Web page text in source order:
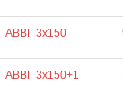
АВВГ 3х150
АВВГ 3х150+1